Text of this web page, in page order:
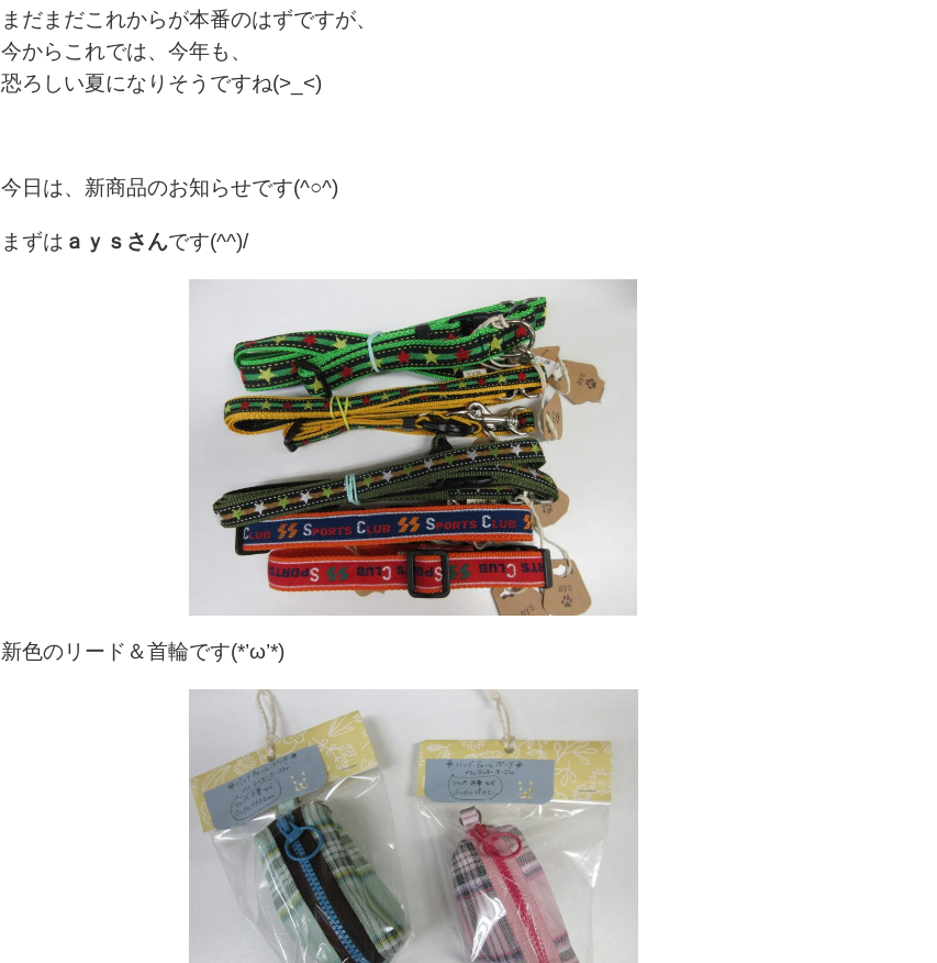
まだまだこれからが本番のはずですが、
今からこれでは、今年も、
恐ろしい夏になりそうですね(>_<)
今日は、新商品のお知らせです(^○^)
まずは ａｙｓさんです(^^)/
新色のリード＆首輪です(*’ω’*)